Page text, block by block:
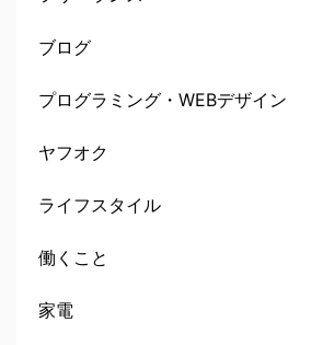
ブログ
プログラミング・WEBデザイン
ヤフオク
ライフスタイル
働くこと
家電